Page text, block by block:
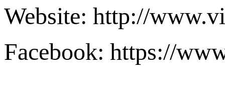
Website: http://
Facebook: https://